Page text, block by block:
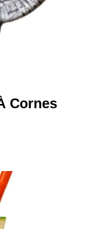
Cornes